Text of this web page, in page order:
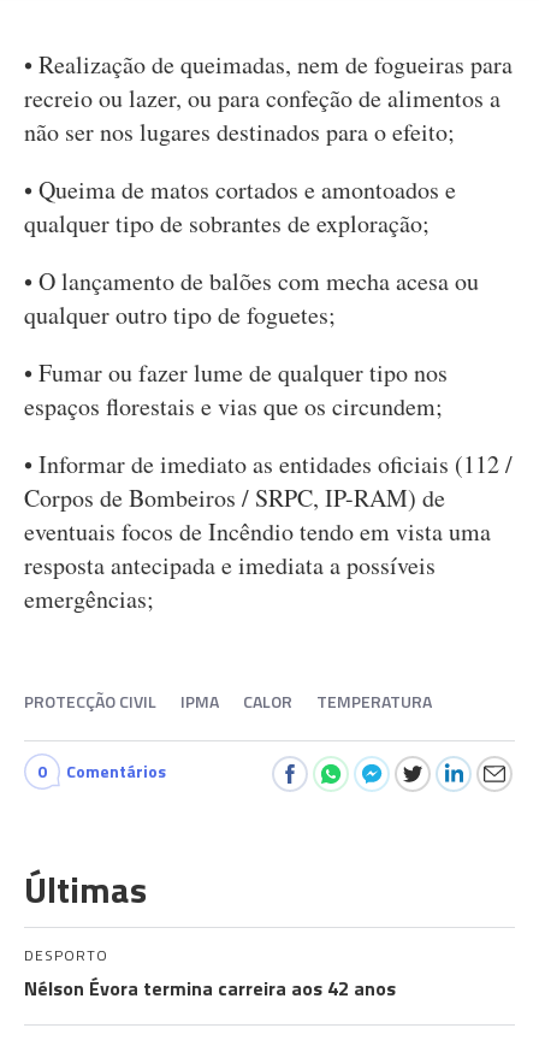
• Realização de queimadas, nem de fogueiras para
recreio ou lazer, ou para confeção de alimentos a
não ser nos lugares destinados para o efeito;
• Queima de matos cortados e amontoados e
qualquer tipo de sobrantes de exploração;
• O lançamento de balões com mecha acesa ou
qualquer outro tipo de foguetes;
• Fumar ou fazer lume de qualquer tipo nos
espaços florestais e vias que os circundem;
• Informar de imediato as entidades oficiais (112 /
Corpos de Bombeiros / SRPC, IP-RAM) de
eventuais focos de Incêndio tendo em vista uma
resposta antecipada e imediata a possíveis
emergências;
PROTECÇÃO CIVIL IPMA CALOR TEMPERATURA
0 Comentários
Últimas
DESPORTO
Nélson Évora termina carreira aos 42 anos